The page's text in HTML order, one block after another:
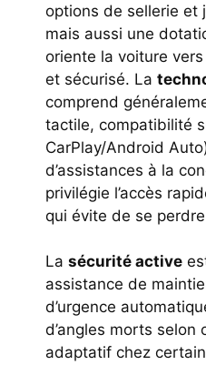
options de sellerie et
mais aussi une
oriente la voiture
et sécurisé. La
comprend
tactile, compatibilité
CarPlay/Android
d’assistances à la
privilégie l’accès
qui évite de se
La sécurité active
assistance de
d’urgence
d’angles morts
adaptatif chez